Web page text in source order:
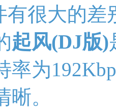
有很大的差
起风(DJ版)
率为
。